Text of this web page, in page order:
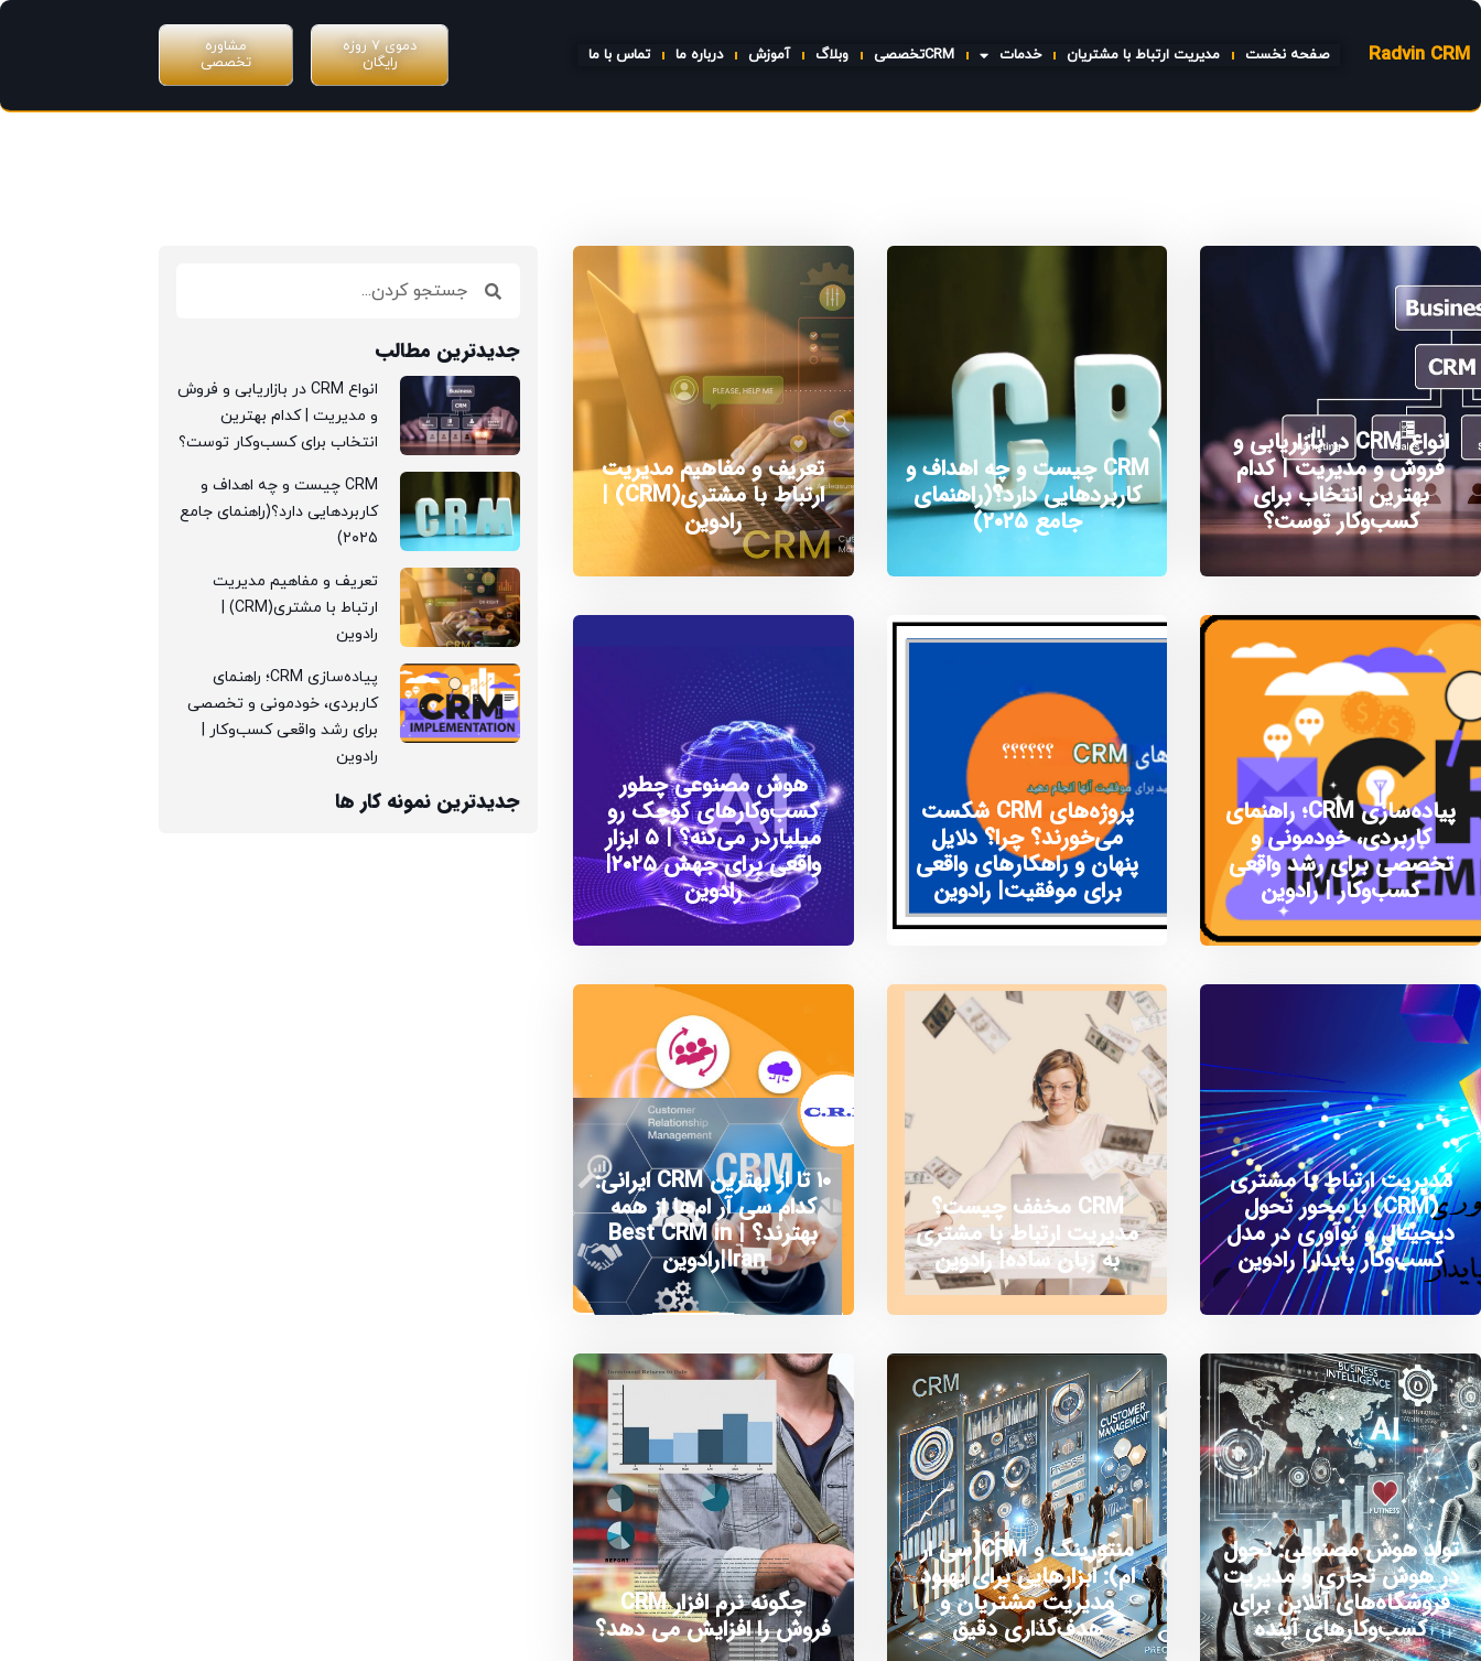
Radvin CRM صفحه نخست مدیریت ارتباط با مشتریان خدمات CRMتخصصی وبلاگ آموزش درباره ما تماس با ما
دموی ۷ روزه
رایگان
مشاوره
تخصصی
انواع CRM در بازاریابی و
فروش و مدیریت | کدام
بهترین انتخاب برای
کسب‌وکار توست؟
CRM چیست و چه اهداف و
کاربردهایی دارد؟(راهنمای
جامع ۲۰۲۵)
تعریف و مفاهیم مدیریت
ارتباط با مشتری(CRM) |
رادوین
پیاده‌سازی CRM؛ راهنمای
کاربردی، خودمونی و
تخصصی برای رشد واقعی
کسب‌وکار | رادوین
پروژه‌های CRM شکست
می‌خورند؟ چرا؟ دلایل
پنهان و راهکارهای واقعی
برای موفقیت| رادوین
هوش مصنوعی چطور
کسب‌و‌کارهای کوچک رو
میلیاردر می‌کنه؟ | ۵ ابزار
واقعی برای جهش ۲۰۲۵|
رادوین
مدیریت ارتباط با مشتری
(CRM) با محور تحول
دیجیتال و نوآوری در مدل
کسب‌وکار پایدار| رادوین
CRM مخفف چیست؟
مدیریت ارتباط با مشتری
به زبان ساده| رادوین
۱۰ تا از بهترین CRM ایرانی:
کدام سی آر ام‌ها از همه
بهترند؟ | Best CRM in
Iran|رادوین
تولد هوش مصنوعی: تحول
در هوش تجاری و مدیریت
فروشگاه‌های آنلاین برای
کسب‌وکارهای آینده
منتورینگ و CRM(سی ار
ام): ابزارهایی برای بهبود
مدیریت مشتریان و
هدف‌گذاری دقیق
چگونه نرم افزار CRM
فروش را افزایش می دهد؟
جدیدترین مطالب
انواع CRM در بازاریابی و فروش
و مدیریت | کدام بهترین
انتخاب برای کسب‌وکار توست؟
CRM چیست و چه اهداف و
کاربردهایی دارد؟(راهنمای جامع
۲۰۲۵)
تعریف و مفاهیم مدیریت
ارتباط با مشتری(CRM) |
رادوین
پیاده‌سازی CRM؛ راهنمای
کاربردی، خودمونی و تخصصی
برای رشد واقعی کسب‌وکار |
رادوین
جدیدترین نمونه کار ها